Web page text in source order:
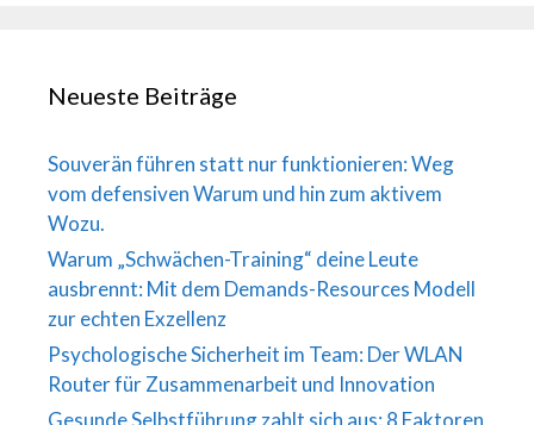
Neueste Beiträge
Souverän führen statt nur funktionieren: Weg
vom defensiven Warum und hin zum aktivem
Wozu.
Warum „Schwächen-Training“ deine Leute
ausbrennt: Mit dem Demands-Resources Modell
zur echten Exzellenz
Psychologische Sicherheit im Team: Der WLAN
Router für Zusammenarbeit und Innovation
Gesunde Selbstführung zahlt sich aus: 8 Faktoren